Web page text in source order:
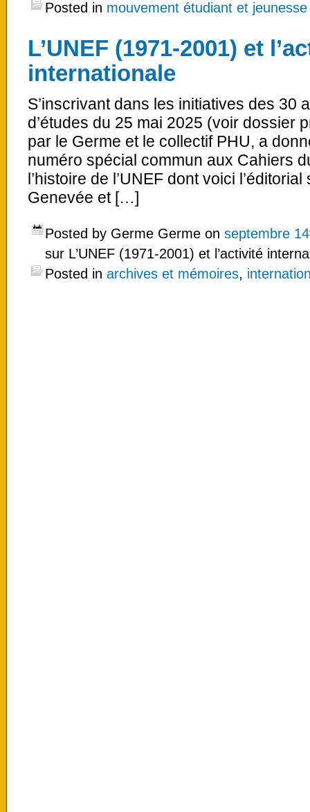
Posted in mouvement étudiant et jeunesse
L’UNEF (1971-2001) et
internationale
S’inscrivant dans les initiatives des 30
d’études du 25 mai 2025 (voir dossier
par le Germe et le collectif PHU, a
numéro spécial commun aux Cahiers
l’histoire de l’UNEF dont voici
Genevée et […]
Posted by Germe Germe on septembre
sur L’UNEF (1971-2001) et l’activité
Posted in archives et mémoires,